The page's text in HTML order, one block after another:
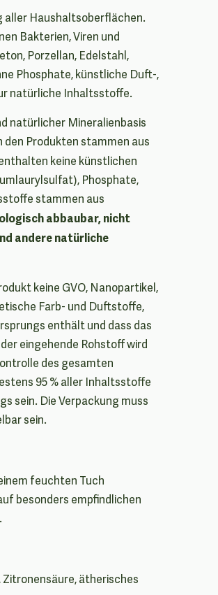
aller Haushaltsoberflächen.
Bakterien, Viren und
Porzellan, Edelstahl,
Phosphate, künstliche Duft-,
natürliche Inhaltsstoffe.
natürlicher Mineralienbasis
Produkten stammen aus
keine künstlichen
Phosphate,
stammen aus
abbaubar, nicht
andere natürliche
keine GVO, Nanopartikel,
Farb- und Duftstoffe,
enthält und dass das
eingehende Rohstoff wird
des gesamten
95 % aller Inhaltsstoffe
sein. Die Verpackung muss
sein.
feuchten Tuch
besonders empfindlichen
ätherisches